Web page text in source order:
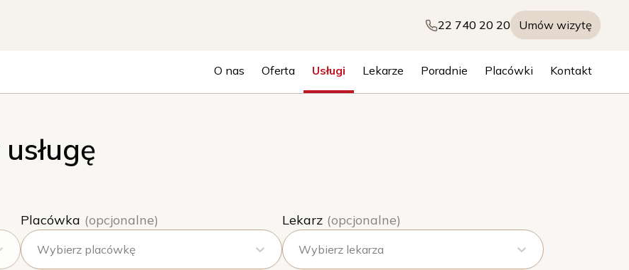
22 740 20 20 Umów wizytę
O nas Oferta Usługi Lekarze Poradnie Placówki Kontakt
Placówka (opcjonalne)
Wybierz placówkę
Lekarz (opcjonalne)
Wybierz lekarza